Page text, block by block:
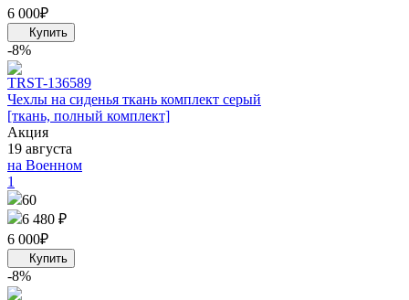
6 000₽
-8%
TRST-136589
Чехлы на сиденья ткань комплект серый
[ткань, полный комплект]
Акция
19 августа
на Военном
1
60
6 480 ₽
6 000₽
-8%